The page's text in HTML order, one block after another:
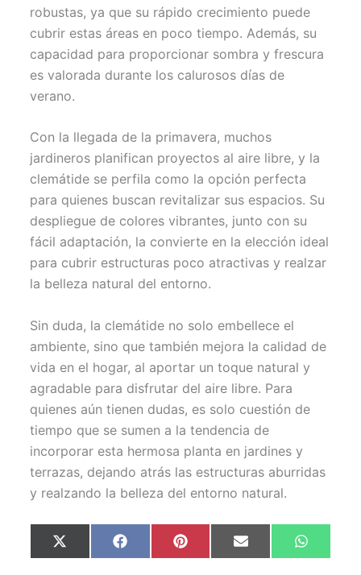
robustas, ya que su rápido crecimiento puede
cubrir estas áreas en poco tiempo. Además, su
capacidad para proporcionar sombra y frescura
es valorada durante los calurosos días de
verano.
Con la llegada de la primavera, muchos
jardineros planifican proyectos al aire libre, y la
clemátide se perfila como la opción perfecta
para quienes buscan revitalizar sus espacios. Su
despliegue de colores vibrantes, junto con su
fácil adaptación, la convierte en la elección ideal
para cubrir estructuras poco atractivas y realzar
la belleza natural del entorno.
Sin duda, la clemátide no solo embellece el
ambiente, sino que también mejora la calidad de
vida en el hogar, al aportar un toque natural y
agradable para disfrutar del aire libre. Para
quienes aún tienen dudas, es solo cuestión de
tiempo que se sumen a la tendencia de
incorporar esta hermosa planta en jardines y
terrazas, dejando atrás las estructuras aburridas
y realzando la belleza del entorno natural.
Compartir
en
X
(
Compartir
en
F
a
Compartir
en
P
i
Compartir
en
E
m en
W
h